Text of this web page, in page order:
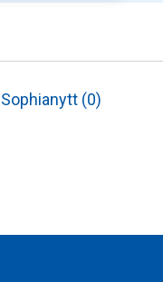
Sophianytt (0)